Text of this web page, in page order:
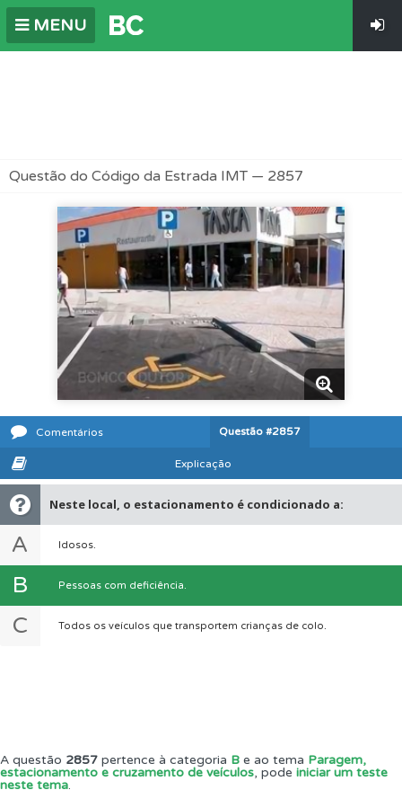
MENU
Questão do Código da Estrada IMT — 2857
Comentários Questão #2857
Explicação
Neste local, o estacionamento é condicionado a:
A Idosos.
B Pessoas com deficiência.
C Todos os veículos que transportem crianças de colo.
A questão 2857 pertence à categoria B e ao tema Paragem,
estacionamento e cruzamento de veículos, pode iniciar um teste
neste tema.